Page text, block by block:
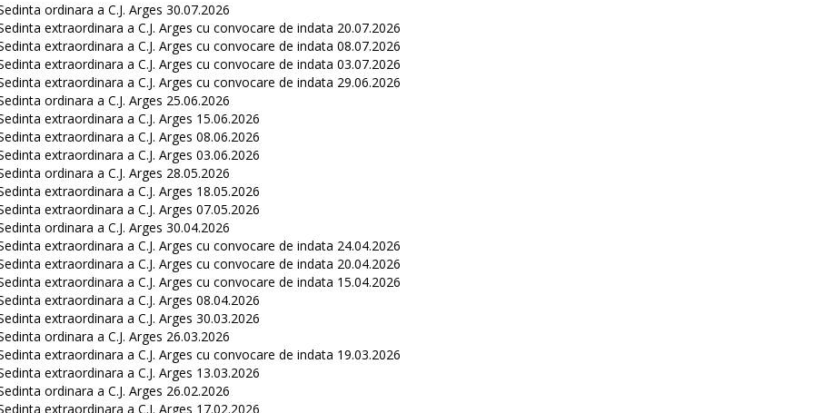
ordinara a C.J. Arges 30.07.2026
extraordinara a C.J. Arges cu convocare de indata 20.07.2026
extraordinara a C.J. Arges cu convocare de indata 08.07.2026
extraordinara a C.J. Arges cu convocare de indata 03.07.2026
extraordinara a C.J. Arges cu convocare de indata 29.06.2026
ordinara a C.J. Arges 25.06.2026
extraordinara a C.J. Arges 15.06.2026
extraordinara a C.J. Arges 08.06.2026
extraordinara a C.J. Arges 03.06.2026
ordinara a C.J. Arges 28.05.2026
extraordinara a C.J. Arges 18.05.2026
extraordinara a C.J. Arges 07.05.2026
ordinara a C.J. Arges 30.04.2026
extraordinara a C.J. Arges cu convocare de indata 24.04.2026
extraordinara a C.J. Arges cu convocare de indata 20.04.2026
extraordinara a C.J. Arges cu convocare de indata 15.04.2026
extraordinara a C.J. Arges 08.04.2026
extraordinara a C.J. Arges 30.03.2026
ordinara a C.J. Arges 26.03.2026
extraordinara a C.J. Arges cu convocare de indata 19.03.2026
extraordinara a C.J. Arges 13.03.2026
ordinara a C.J. Arges 26.02.2026
extraordinara a C.J. Arges 17.02.2026